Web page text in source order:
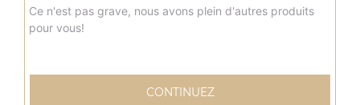
Ce n'est pas grave, nous avons plein d'autres produits
pour vous!
CONTINUEZ